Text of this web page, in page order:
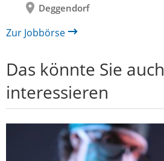
Deggendorf
Zur Jobbörse
Das könnte Sie auch
interessieren